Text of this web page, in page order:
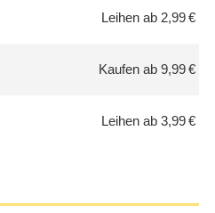
Leihen ab 2,99 €
Kaufen ab 9,99 €
Leihen ab 3,99 €